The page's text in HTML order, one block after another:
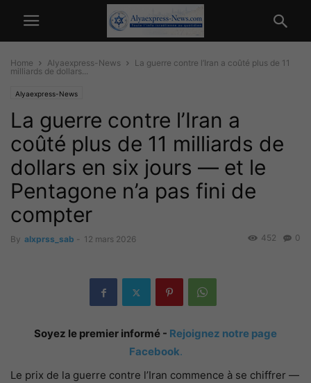
Home Alyaexpress-News
La guerre contre l’Iran a coûté plus de 11
milliards de dollars...
Alyaexpress-News
La guerre contre l’Iran a
coûté plus de 11 milliards de
dollars en six jours — et le
Pentagone n’a pas fini de
compter
By alxprss_sab - 12 mars 2026 0
452
Soyez le premier informé - Rejoignez notre page
Facebook.
Le prix de la guerre contre l’Iran commence à se chiffrer —